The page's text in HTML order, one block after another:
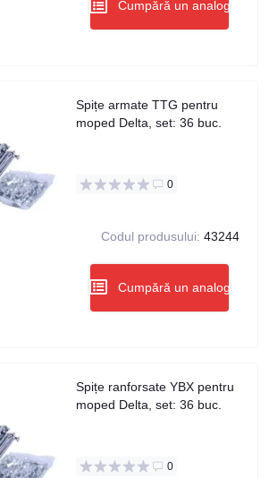
Cumpără un analog
Spițe armate TTG pentru
moped Delta, set: 36 buc.
0
Codul produsului: 43244
Cumpără un analog
Spițe ranforsate YBX pentru
moped Delta, set: 36 buc.
0